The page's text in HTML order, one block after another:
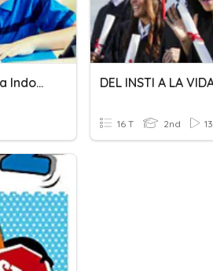
Ulangan Harian 1 Bahasa Indonesia DEL INSTI A LA
16 T 2nd 13